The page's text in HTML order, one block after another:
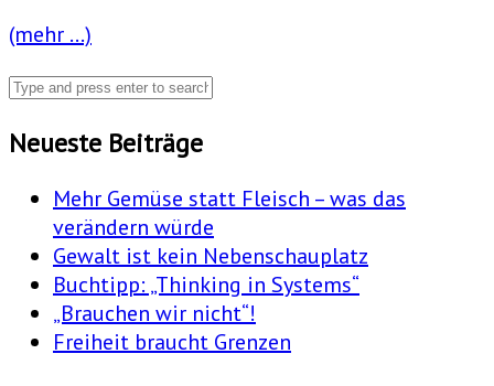
(mehr …)
Neueste Beiträge
Mehr Gemüse statt Fleisch – was das
verändern würde
Gewalt ist kein Nebenschauplatz
Buchtipp: „Thinking in Systems“
„Brauchen wir nicht“!
Freiheit braucht Grenzen